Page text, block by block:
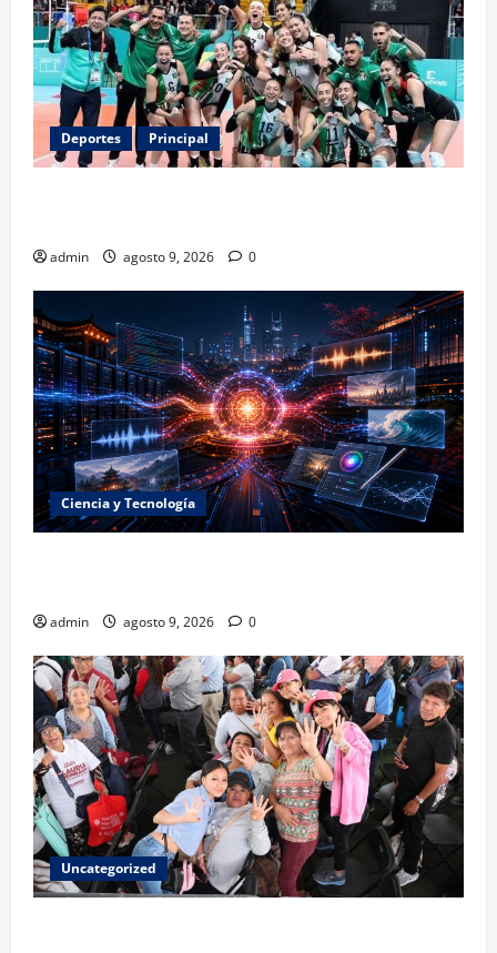
Deportes Principal
admin agosto 9, 2026 0
Ciencia y Tecnología
admin agosto 9, 2026 0
Uncategorized